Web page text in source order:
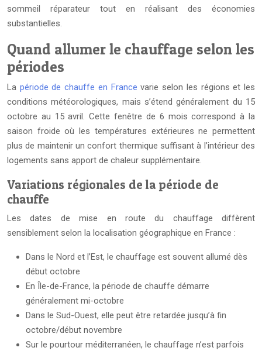
sommeil réparateur tout en réalisant des économies
substantielles.
Quand allumer le chauffage selon les
périodes
La période de chauffe en France varie selon les régions et les
conditions météorologiques, mais s’étend généralement du 15
octobre au 15 avril. Cette fenêtre de 6 mois correspond à la
saison froide où les températures extérieures ne permettent
plus de maintenir un confort thermique suffisant à l’intérieur des
logements sans apport de chaleur supplémentaire.
Variations régionales de la période de
chauffe
Les dates de mise en route du chauffage diffèrent
sensiblement selon la localisation géographique en France :
Dans le Nord et l’Est, le chauffage est souvent allumé dès
début octobre
En Île-de-France, la période de chauffe démarre
généralement mi-octobre
Dans le Sud-Ouest, elle peut être retardée jusqu’à fin
octobre/début novembre
Sur le pourtour méditerranéen, le chauffage n’est parfois